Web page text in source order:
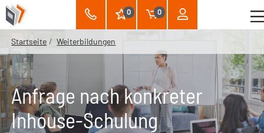
0 0
Startseite Weiterbildungen
Anfrage nach konkreter
Inhouse-Schulung